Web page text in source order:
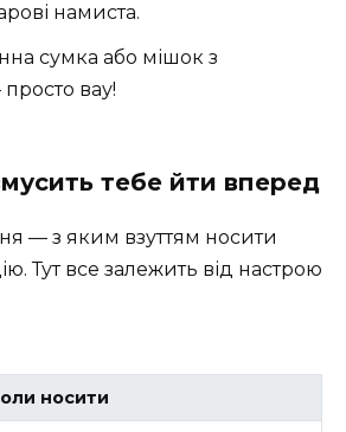
намиста.
сумка або мішок з
вау!
тебе йти вперед
— з яким взуттям носити
Тут все залежить від настрою
носити